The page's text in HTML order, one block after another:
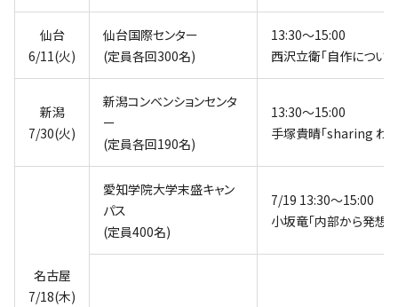
仙台
6/11(火)
仙台国際センター
(定員各回300名)
13:30～15:00
西沢立衛｢自作につい
新潟
7/30(火)
新潟コンベンションセンタ
ー
(定員各回190名)
13:30～15:00
手塚貴晴｢sharing わ
名古屋
7/18(木)
愛知学院大学末盛キャン
パス
(定員400名)
7/19 13:30～15:00
小坂竜｢内部から発想